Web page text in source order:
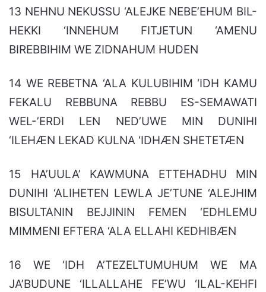
13 NEHNU NEKUSSU ‘ALEJKE NEBE’EHUM BIL-
HEKKI ‘INNEHUM FITJETUN ‘AMENU
BIREBBIHIM WE ZIDNAHUM HUDEN
14 WE REBETNA ‘ALA KULUBIHIM ‘IDH KAMU
FEKALU REBBUNA REBBU ES-SEMAWATI
WEL-’ERDI LEN NED’UWE MIN DUNIHI
‘ILEHÆN LEKAD KULNA ‘IDHÆN SHETETÆN
15 HA’UULA’ KAWMUNA ETTEHADHU MIN
DUNIHI ‘ALIHETEN LEWLA JE’TUNE ‘ALEJHIM
BISULTANIN BEJJININ FEMEN ‘EDHLEMU
MIMMENI EFTERA ‘ALA ELLAHI KEDHIBÆN
16 WE ‘IDH A’TEZELTUMUHUM WE MA
JA’BUDUNE ‘ILLALLAHE FE’WU ‘ILAL-KEHFI